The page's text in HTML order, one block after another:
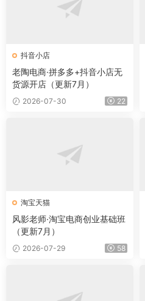
抖音小店
老陶电商·拼多多+抖音小店无
货源开店（更新7月）
2026-07-30 22
淘宝天猫
风影老师·淘宝电商创业基础班
（更新7月）
2026-07-29 58